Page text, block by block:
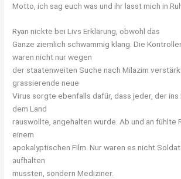
Motto, ich sag euch was und ihr lasst mich in
Ryan nickte bei Livs Erklärung, obwohl das
Ganze ziemlich schwammig klang. Die
waren nicht nur wegen
der staatenweiten Suche nach Milazim
grassierende neue
Virus sorgte ebenfalls dafür, dass jeder, der ins
dem Land
rauswollte, angehalten wurde. Ab und an fühlte
einem
apokalyptischen Film. Nur waren es nicht
aufhalten
mussten, sondern Mediziner.